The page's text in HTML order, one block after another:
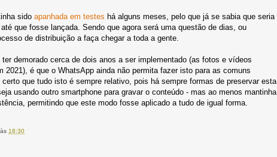
sido apanhada em testes há alguns meses, pelo que já se sabia que seria
que fosse lançada. Sendo que agora será uma questão de dias, ou
de distribuição a faça chegar a toda a gente.
demorado cerca de dois anos a ser implementado (as fotos e vídeos
2021), é que o WhatsApp ainda não permita fazer isto para as comuns
que tudo isto é sempre relativo, pois há sempre formas de preservar esta
usando outro smartphone para gravar o conteúdo - mas ao menos mantinha
permitindo que este modo fosse aplicado a tudo de igual forma.
às 18:30